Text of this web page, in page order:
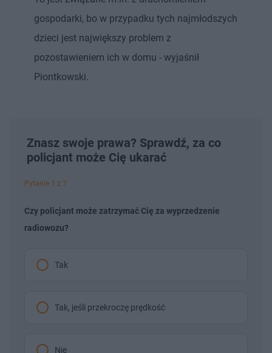
gospodarki, bo w przypadku tych najmłodszych
dzieci jest największy problem z
pozostawieniem ich w domu - wyjaśnił
Piontkowski.
Znasz swoje prawa? Sprawdź, za co
policjant może Cię ukarać
Pytanie 1 z 7
Czy policjant może zatrzymać Cię za wyprzedzenie
radiowozu?
Tak
Tak, jeśli przekroczę prędkość
Nie